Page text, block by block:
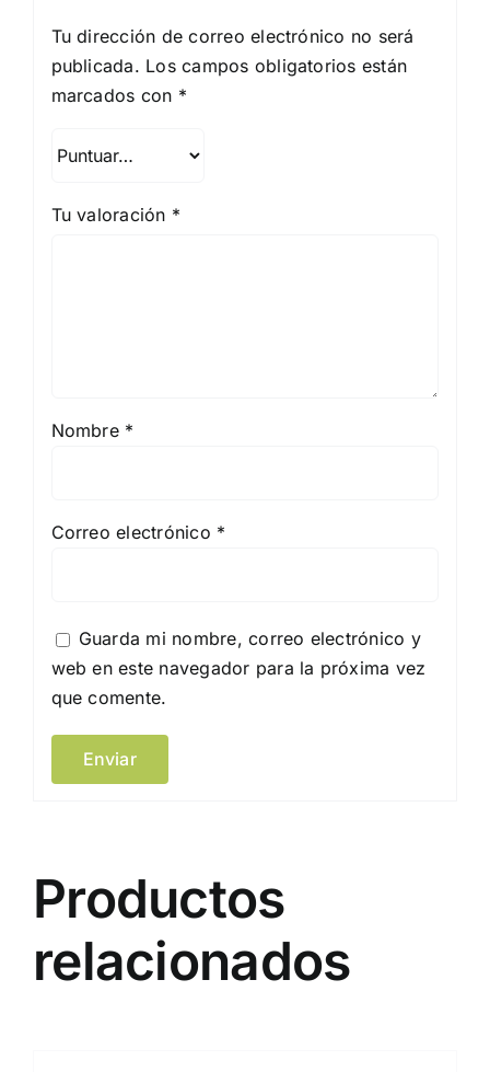
Tu dirección de correo electrónico no será
publicada. Los campos obligatorios están
marcados con *
Tu valoración *
Nombre *
Correo electrónico *
Guarda mi nombre, correo electrónico y
web en este navegador para la próxima vez
que comente.
Productos
relacionados